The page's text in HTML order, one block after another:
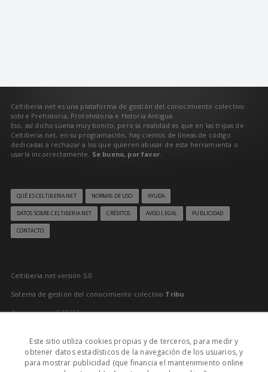
Celtiberia.net es una plataforma de gestión del conocimiento colectivo
sobre Prehistoria, Protohistoria e Historia Antigua.
Eso, así dicho suena muy bonito, pero la realidad es que en las tripas de
Celtiberia.net, en su programación, hay cientos de líneas de código
dedicadas a rechazar a los que quieren abusar de esta herramienta o
usarla incorrectamente. Se bueno, por favor.
QUÉ ES CELTIBERIA.NET NORMAS DE USO AYUDA
DATOS SOBRE CELTIBERIA.NET CRÉDITOS AVISO LEGAL PUBLICIDAD
CONTACTO
Celtiberia.net versión 5.0
Sistema de gestión del conocimiento colectivo Tribu
Generado en 0,00000 segundos
MD: 10/08/2026 15:22:05
Este sitio utiliza cookies propias y de terceros, para medir y
obtener datos estadísticos de la navegación de los usuarios, y
para mostrar publicidad (que financia el mantenimiento online